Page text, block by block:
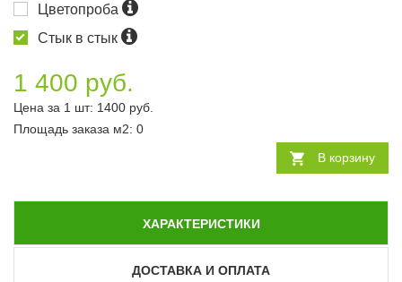
Цветопроба
Стык в стык
1 400 руб.
Цена за 1 шт: 1400 руб.
Площадь заказа м2: 0
В корзину
ХАРАКТЕРИСТИКИ
ДОСТАВКА И ОПЛАТА